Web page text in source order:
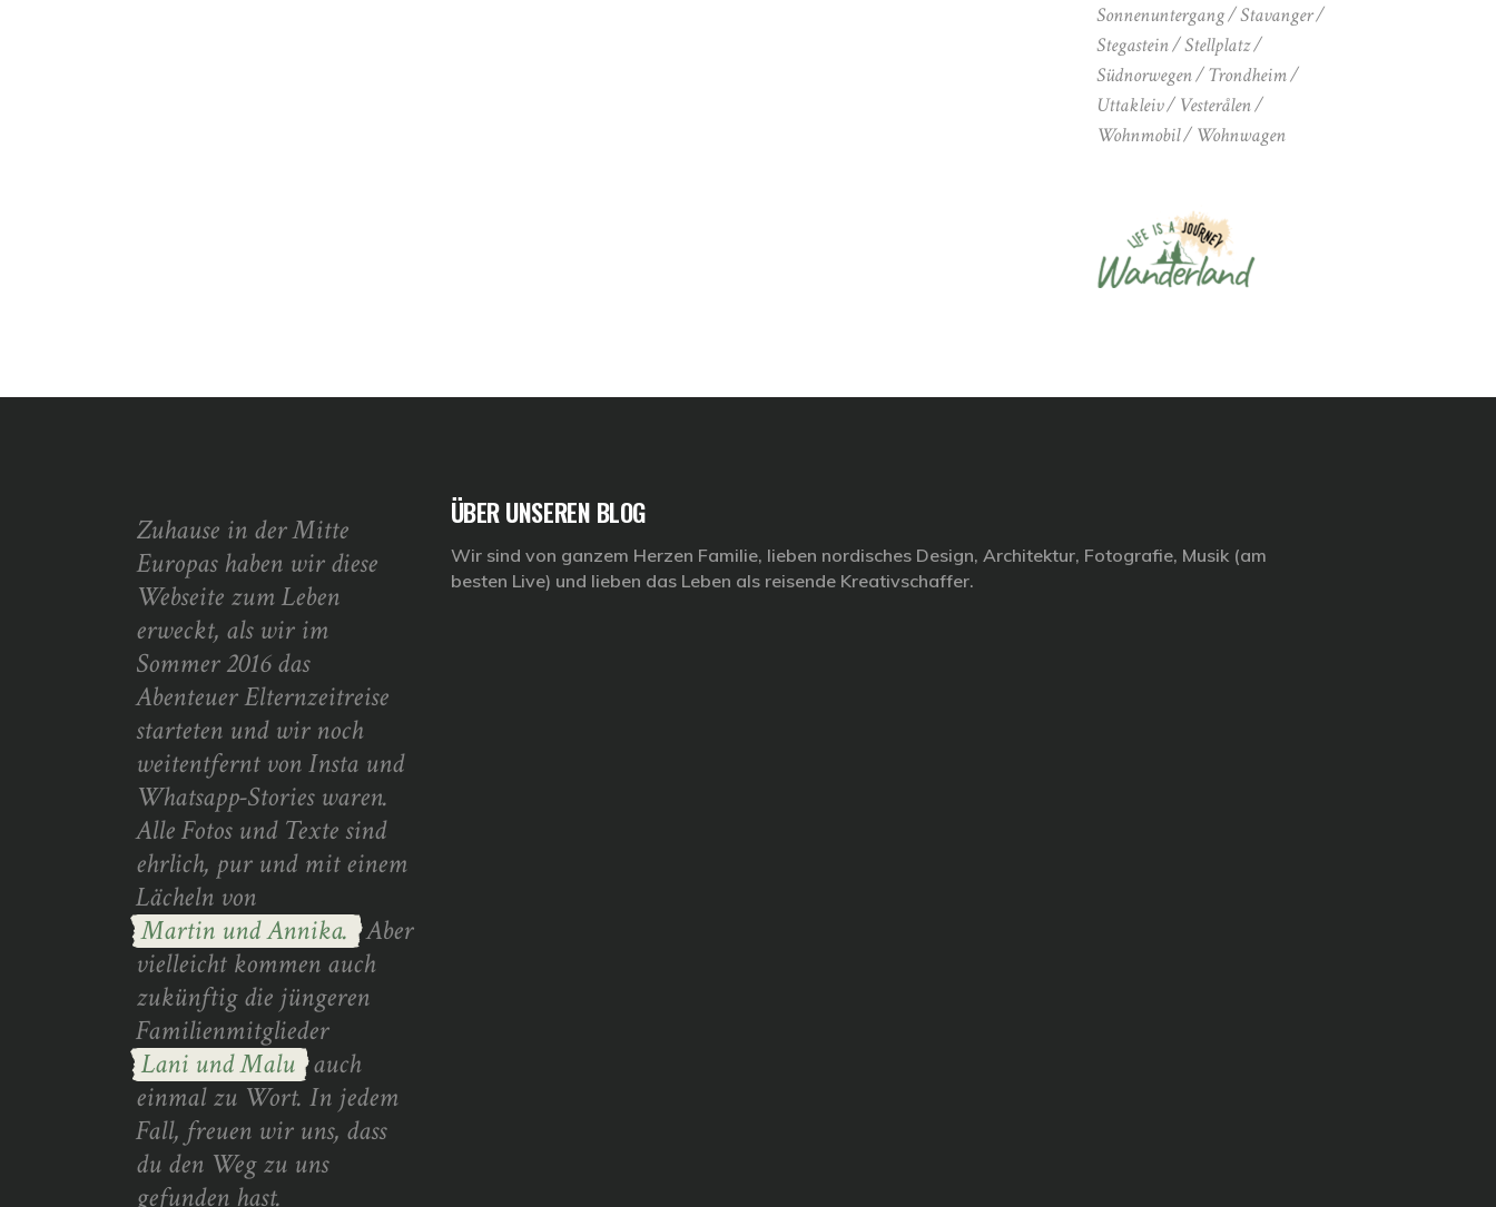
Sonnenuntergang
Stavanger
Stegastein
Stellplatz
Südnorwegen
Trondheim
Uttakleiv
Vesterålen
Wohnmobil
Wohnwagen
Zuhause in der Mitte
Europas haben wir diese
Webseite zum Leben
erweckt, als wir im
Sommer 2016 das
Abenteuer Elternzeitreise
starteten und wir noch
weitentfernt von Insta und
Whatsapp-Stories waren.
Alle Fotos und Texte sind
ehrlich, pur und mit einem
Lächeln von
Martin und Annika. Aber
vielleicht kommen auch
zukünftig die jüngeren
Familienmitglieder
Lani und Malu auch
einmal zu Wort. In jedem
Fall, freuen wir uns, dass
du den Weg zu uns
gefunden hast.
ÜBER UNSEREN BLOG
Wir sind von ganzem Herzen Familie, lieben nordisches Design, Architektur, Fotografie, Musik (am
besten Live) und lieben das Leben als reisende Kreativschaffer.